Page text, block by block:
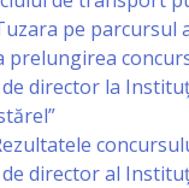
pe parcursul
prelungirea
director la
director al